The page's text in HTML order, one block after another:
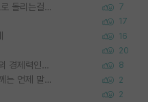
왜 후배가 못하는걸 교수님은 내 책임으로 돌리는걸까요? 7
17
16
20
박사진학하기에 2억은 괜찮은 (?) 정도의 경제력인가요 8
타대학원 컨텍 준비중인데, 지도교수님께는 언제 말씀드려야 할까요? 2
2